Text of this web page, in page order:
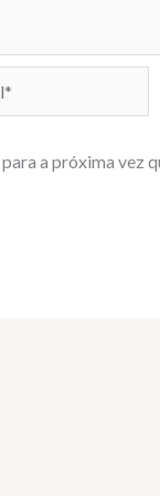
a próxima vez